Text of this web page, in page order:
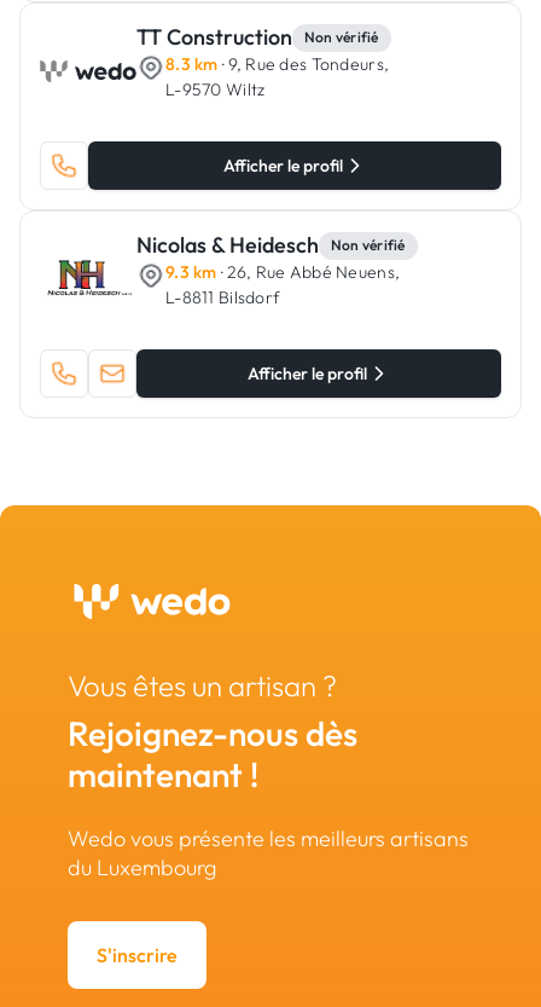
TT Construction Non vérifié
8.3 km · 9, Rue des Tondeurs,
L-9570 Wiltz
Afficher le profil
Nicolas & Heidesch Non vérifié
9.3 km · 26, Rue Abbé Neuens,
L-8811 Bilsdorf
Afficher le profil
Vous êtes un artisan ?
Rejoignez-nous dès
maintenant !
Wedo vous présente les meilleurs artisans
du Luxembourg
S'inscrire